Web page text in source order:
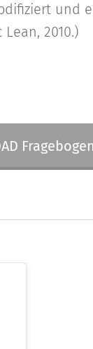
und
Lean, 2010.)